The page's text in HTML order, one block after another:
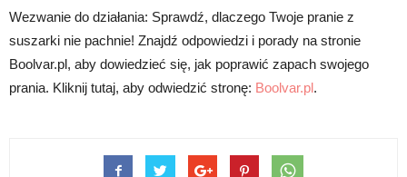
Wezwanie do działania: Sprawdź, dlaczego Twoje pranie z
suszarki nie pachnie! Znajdź odpowiedzi i porady na stronie
Boolvar.pl, aby dowiedzieć się, jak poprawić zapach swojego
prania. Kliknij tutaj, aby odwiedzić stronę: Boolvar.pl.